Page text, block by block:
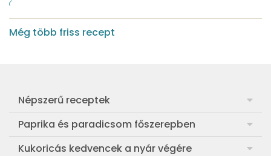
Még több friss recept
Népszerű receptek
Frankfurti leves
Egyszerű muffin
Paprika és paradicsom főszerepben
Pan con Tomate
Kukoricás kedvencek a nyár végére